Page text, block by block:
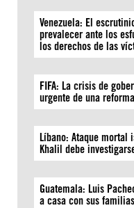
Venezuela: El
prevalecer ante los
los derechos de las
FIFA: La crisis de
urgente de una
Líbano: Ataque mortal
Khalil debe
Guatemala: Luis
a casa con sus familias